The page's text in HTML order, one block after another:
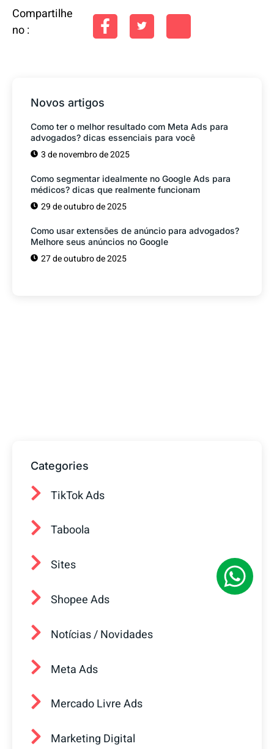
Compartilhe
no :
Novos artigos
Como ter o melhor resultado com Meta Ads para
advogados? dicas essenciais para você
3 de novembro de 2025
Como segmentar idealmente no Google Ads para
médicos? dicas que realmente funcionam
29 de outubro de 2025
Como usar extensões de anúncio para advogados?
Melhore seus anúncios no Google
27 de outubro de 2025
Categories
TikTok Ads
Taboola
Sites
Shopee Ads
Notícias / Novidades
Meta Ads
Mercado Livre Ads
Marketing Digital